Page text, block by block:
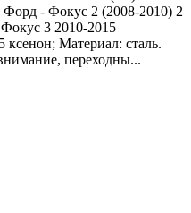
Форд - Фокус 2 (2008-2010) 2
3 2010-2015
Материал: сталь.
переходны...